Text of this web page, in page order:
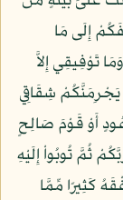
إِلَى مَا
تَوْفِيقِي إِلاَّ
(88) وَيَا قَوْمِ لاَ يَجْرِمَنَّكُمْ شِقَاقِي
أَوْ قَوْمَ صَالِحٍ
وَاسْتَغْفِرُواْ رَبَّكُمْ ثُمَّ تُوبُواْ إِلَيْهِ
مَا نَفْقَهُ كَثِيرًا مِّمَّا